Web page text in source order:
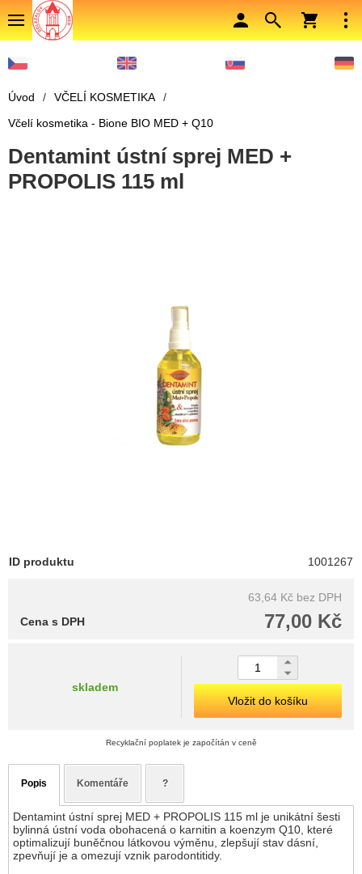
Úvod / VČELÍ KOSMETIKA
/
Včelí kosmetika - Bione BIO MED + Q10
Dentamint ústní sprej MED +
PROPOLIS 115 ml
ID produktu 1001267
63,64 Kč bez DPH
77,00 Kč
Cena s DPH
skladem
Vložit do košíku
Recyklační poplatek je započítán v ceně
Popis Komentáře ?
Dentamint ústní sprej MED + PROPOLIS 115 ml je unikátní šesti
bylinná ústní voda obohacená o karnitin a koenzym Q10, které
optimalizují buněčnou látkovou výměnu, zlepšují stav dásní,
zpevňují je a omezují vznik parodontitidy.